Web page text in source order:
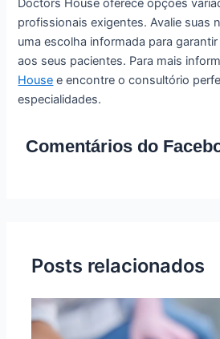
Doctors House oferece opções
profissionais exigentes. Avalie suas
uma escolha informada para
aos seus pacientes. Para mais
House e encontre o consultório
especialidades.
Comentários do
Posts relacionados